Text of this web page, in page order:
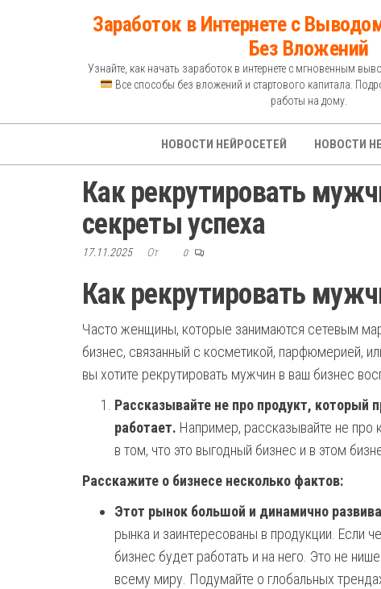
Заработок в Интернете с
Без Вложений
Узнайте, как начать заработок в интернете с мгновенным
Все способы без вложений и стартового капитала.
работы на дому.
НОВОСТИ НЕЙРОСЕТЕЙ НОВОСТИ
Как рекрутировать
секреты успеха
17.11.2025 От 0
Как рекрутировать
Часто женщины, которые занимаются сетевым
бизнес, связанный с косметикой, парфюмерией,
вы хотите рекрутировать мужчин в ваш бизнес
Рассказывайте не про продукт, который
работает. Например, рассказывайте не
в том, что это выгодный бизнес и в этом
Расскажите о бизнесе несколько фактов:
Этот рынок большой и динамично
рынка и заинтересованы в продукции. Если
бизнес будет работать и на него. Это не
всему миру. Подумайте о глобальных